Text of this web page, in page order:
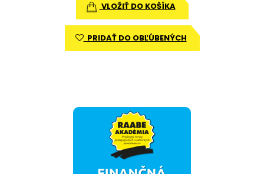
VLOŽIŤ DO KOŠÍKA
PRIDAŤ DO OBĽÚBENÝCH